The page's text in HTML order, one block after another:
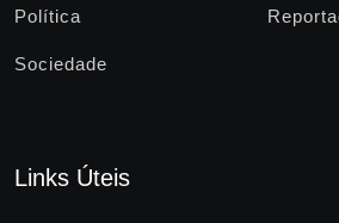
Política
Sociedade
Links Úteis